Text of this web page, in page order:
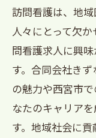
訪問看護は、地
人々にとって欠
問看護求人に興
す。合同会社き
の魅力や西宮市
なたのキャリア
す。地域社会に